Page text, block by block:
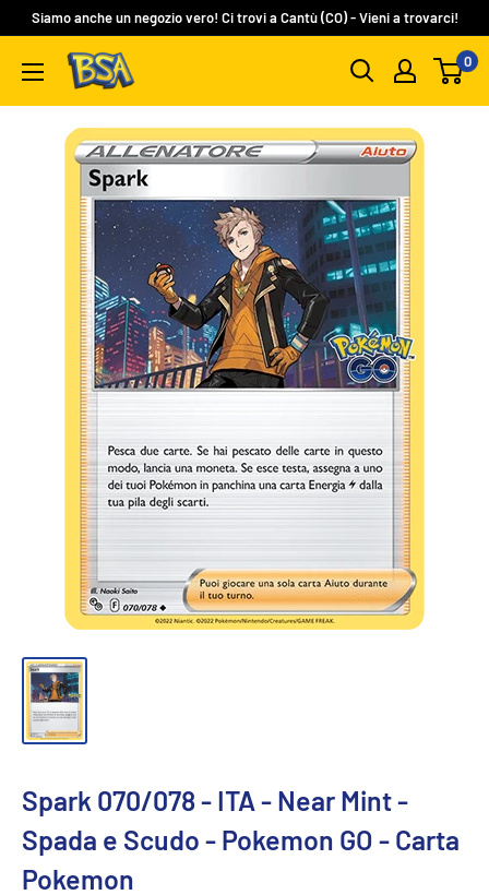
contenuto
Siamo anche un negozio vero! Ci trovi a Cantù (CO) - Vieni a trovarci!
BSA
Carte
Collezionabili
0
Spark 070/078 - ITA - Near Mint -
Spada e Scudo - Pokemon GO - Carta
Pokemon